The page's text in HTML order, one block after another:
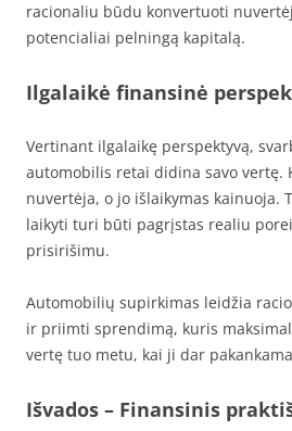
racionaliu būdu konvertuoti
potencialiai pelningą kapitalą.
Ilgalaikė finansinė
Vertinant ilgalaikę perspektyvą,
automobilis retai didina savo vertę.
nuvertėja, o jo išlaikymas kainuoja.
laikyti turi būti pagrįstas realiu
prisirišimu.
Automobilių supirkimas leidžia
ir priimti sprendimą, kuris
vertę tuo metu, kai ji dar
Išvados – Finansinis